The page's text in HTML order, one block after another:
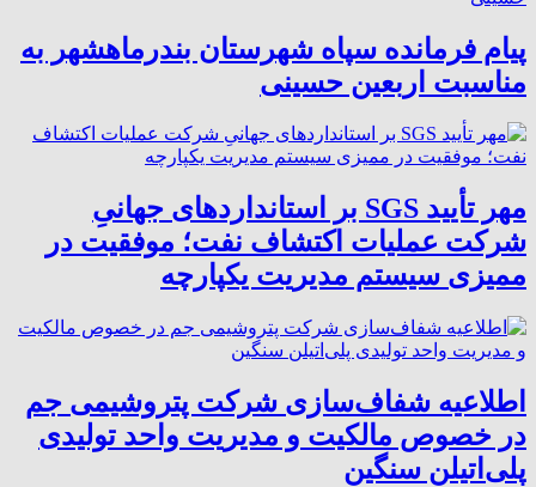
پیام فرمانده سپاه شهرستان بندرماهشهر به
مناسبت اربعین حسینی
مهر تأیید SGS بر استانداردهای جهانیِ
شرکت عملیات اکتشاف نفت؛ موفقیت در
ممیزی سیستم مدیریت یکپارچه
اطلاعیه شفاف‌سازی شرکت پتروشیمی جم
در خصوص مالکیت و مدیریت واحد تولیدی
پلی‌اتیلن سنگین